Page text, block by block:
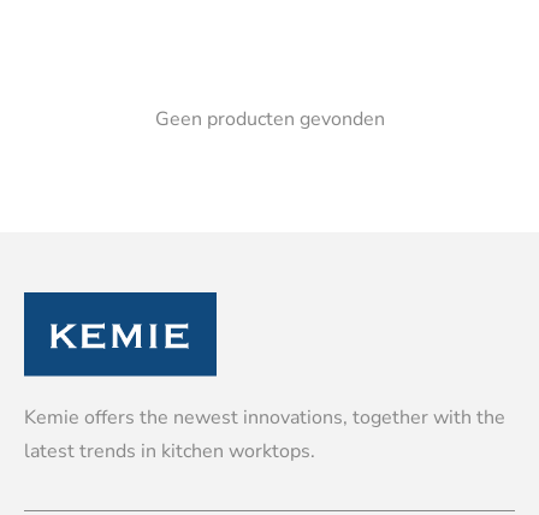
Geen producten gevonden
Kemie offers the newest innovations, together with the
latest trends in kitchen worktops.